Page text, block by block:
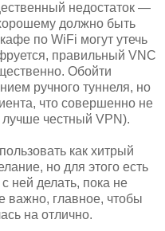
недостаток —
должно быть
по WiFi могут утечь
правильный VNC
Обойти
ручного туннеля, но
что совершенно не
лучше честный VPN).
как хитрый
но для этого есть
ней делать, пока не
важно, главное, чтобы
на отлично.